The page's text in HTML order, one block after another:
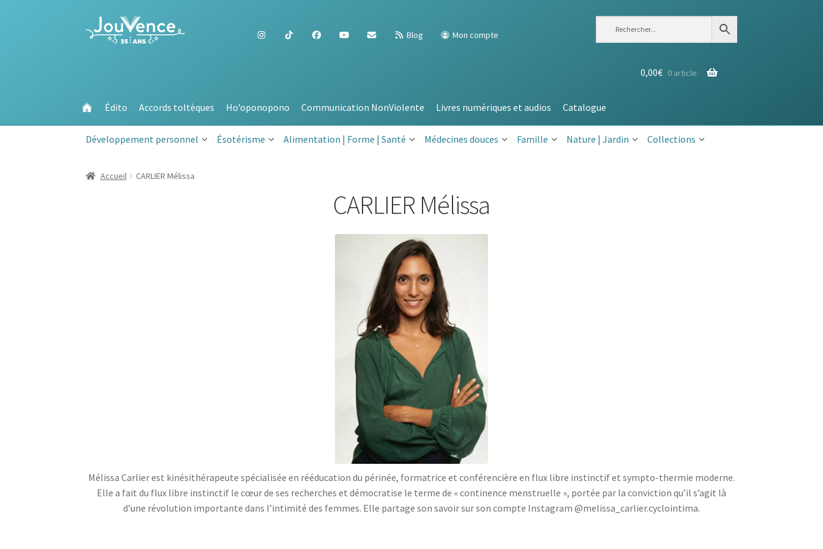
Aller
à
Aller
au
Blog Mon compte
0,00€ 0 article
Édito Accords toltèques Ho’oponopono Communication NonViolente Livres numériques et audios Catalogue
Développement personnel Ésotérisme Alimentation | Forme | Santé Médecines douces Famille Nature | Jardin Collections
Accueil CARLIER Mélissa
CARLIER Mélissa
Mélissa Carlier est kinésithérapeute spécialisée en rééducation du périnée, formatrice et conférencière en flux libre instinctif et sympto-thermie moderne.
Elle a fait du flux libre instinctif le cœur de ses recherches et démocratise le terme de « continence menstruelle », portée par la conviction qu’il s’agit là
d’une révolution importante dans l’intimité des femmes. Elle partage son savoir sur son compte Instagram @melissa_carlier.cyclointima.